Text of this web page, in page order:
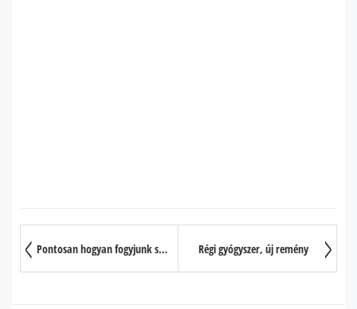
Pontosan hogyan fogyjunk sétával? Régi gyógyszer, új remény